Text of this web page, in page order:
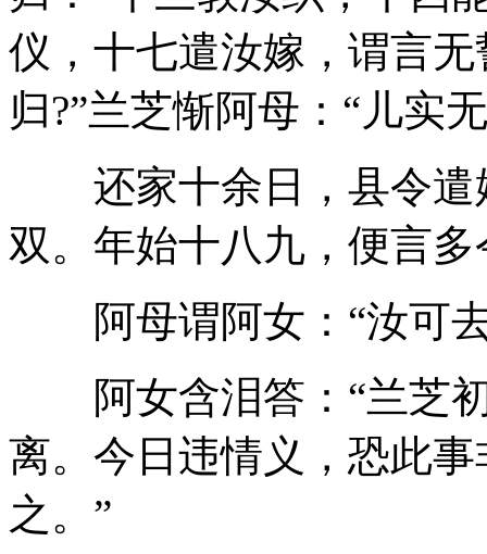
仪，十七遣汝嫁，谓言
归?”兰芝惭阿母：“儿实
还家十余日，县令遣
双。年始十八九，便言多
阿母谓阿女：“汝可去
阿女含泪答：“兰芝初
离。今日违情义，恐此
之。”